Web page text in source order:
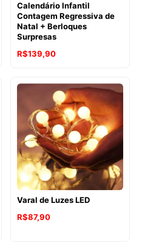
Calendário Infantil
Contagem Regressiva de
Natal + Berloques
Surpresas
R$139,90
Varal de Luzes LED
R$87,90